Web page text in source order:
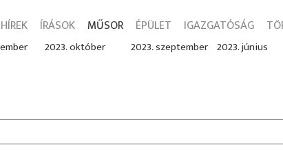
HÍREK ÍRÁSOK MŰSOR ÉPÜLET IGAZGATÓSÁG
2023. október 2023. szeptember 2023. június